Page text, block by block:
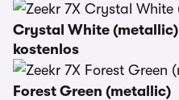
Crystal White (metallic)
kostenlos
Forest Green (metallic)